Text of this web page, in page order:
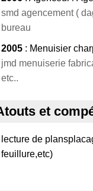
smd agencement (
bureau
2005 : Menuisier
jmd menuiserie
etc..
et
lecture de
feuillure,etc)